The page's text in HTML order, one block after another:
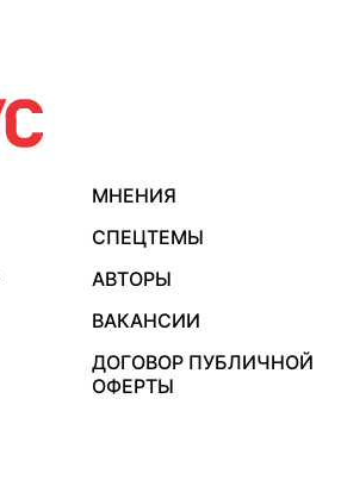
МНЕНИЯ
СПЕЦТЕМЫ
АВТОРЫ
ВАКАНСИИ
ДОГОВОР ПУБЛИЧНОЙ
ОФЕРТЫ